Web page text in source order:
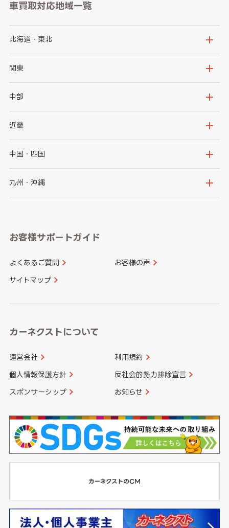
車買取対応地域一覧
北海道・東北
北海道
岩手県
秋田県
関東
茨城県
群馬県
千葉県
神奈川県
中部
新潟県
石川県
山梨県
愛知県
近畿
大阪府
京都府
和歌山県
中国・四国
鳥取県
山口県
香川県 愛媛県
九州・沖縄
長崎県
大分県 宮崎県
お客様サポートガイド
よくあるご質問 お客様の声
サイトマップ
カーネクストについて
運営会社 利用規約
個人情報保護方針 反社会的勢力排除宣言
スポンサーシップ お知らせ